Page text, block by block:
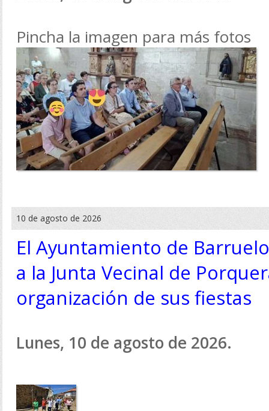
Pincha la imagen para más fotos
10 de agosto de 2026
El Ayuntamiento de
a la Junta Vecinal de
organización de sus fiestas
Lunes, 10 de agosto de 2026.